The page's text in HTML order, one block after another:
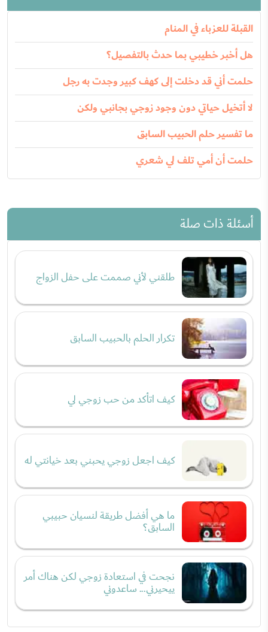
القبلة للعزباء في المنام
هل أخبر خطيبي بما حدث بالتفصيل؟
حلمت أني قد دخلت إلى كهف كبير وجدت به رجل
لا أتخيل حياتي دون وجود زوجي بجانبي ولكن
ما تفسير حلم الحبيب السابق
حلمت أن أمي تلف لي شعري
أسئلة ذات صلة
طلقني لأني صممت على حفل الزواج
تكرار الحلم بالحبيب السابق
كيف اتأكد من حب زوجي لي
كيف اجعل زوجي يحبني بعد خيانتي له
ما هي أفضل طريقة لنسيان حبيبي
السابق؟
نجحت في استعادة زوجي لكن هناك أمر
ييحيرني... ساعدوني